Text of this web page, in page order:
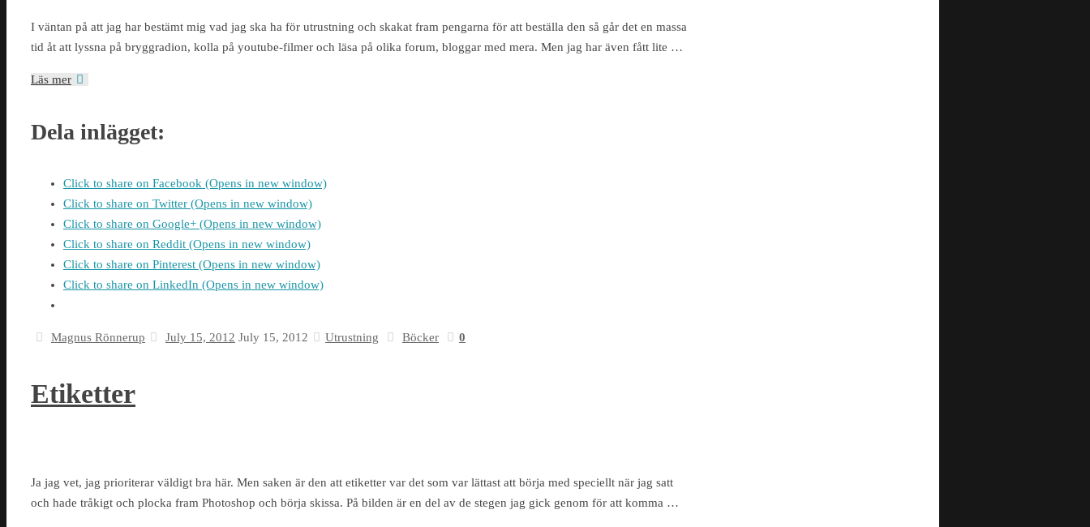
I väntan på att jag har bestämt mig vad jag ska ha för utrustning och skakat fram pengarna för att beställa den så går det en massa
tid åt att lyssna på bryggradion, kolla på youtube-filmer och läsa på olika forum, bloggar med mera. Men jag har även fått lite …
Läs mer
Dela inlägget:
Click to share on Facebook (Opens in new window)
Click to share on Twitter (Opens in new window)
Click to share on Google+ (Opens in new window)
Click to share on Reddit (Opens in new window)
Click to share on Pinterest (Opens in new window)
Click to share on LinkedIn (Opens in new window)
Magnus Rönnerup July 15, 2012 July 15, 2012 Utrustning Böcker 0
Etiketter
Ja jag vet, jag prioriterar väldigt bra här. Men saken är den att etiketter var det som var lättast att börja med speciellt när jag satt
och hade tråkigt och plocka fram Photoshop och börja skissa. På bilden är en del av de stegen jag gick genom för att komma …